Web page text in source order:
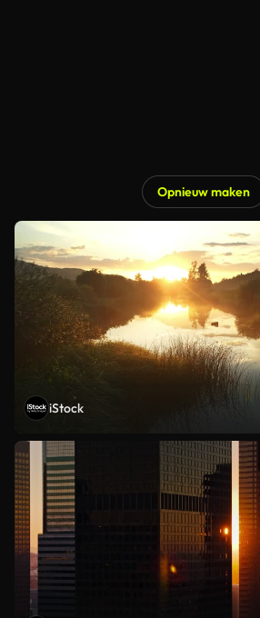
Opnieuw maken
iStock